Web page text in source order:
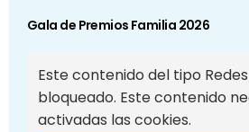
Gala de Premios Familia 2026
Este contenido del tipo
bloqueado. Este contenido
activadas las cookies.